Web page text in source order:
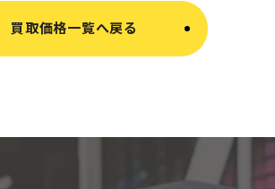
買取価格一覧へ戻る